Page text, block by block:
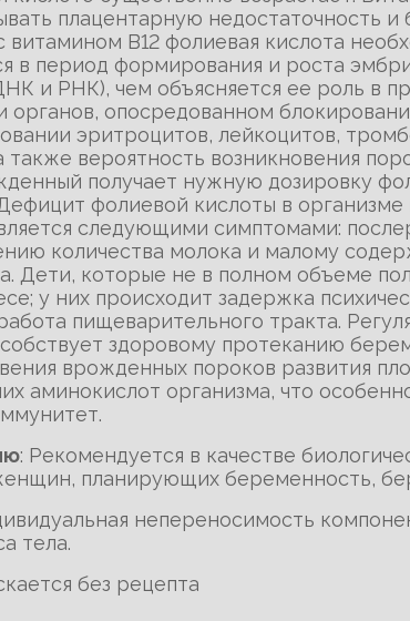
плацентарную недостаточность
В12 фолиевая кислота
в период формирования и роста
и РНК), чем объясняется ее роль в
органов, опосредованном
эритроцитов, лейкоцитов,
также вероятность возникновения
получает нужную дозировку
фолиевой кислоты в
следующими симптомами:
количества молока и малому
Дети, которые не в полном объеме
у них происходит задержка
пищеварительного тракта.
здоровому протеканию
врожденных пороков развития
аминокислот организма, что
: Рекомендуется в качестве
планирующих беременность,
непереносимость
тела.
без рецепта